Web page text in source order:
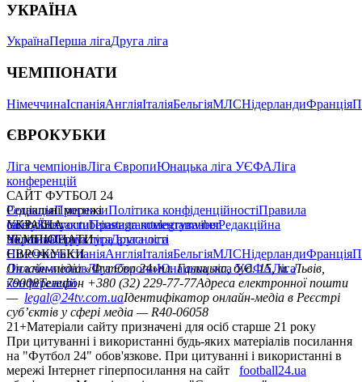
УКРАЇНА
УкраїнаПерша лігаДруга ліга
ЧЕМПІОНАТИ
НімеччинаІспаніяАнгліяІталіяБельгіяМЛСНідерландиФранція
ЄВРОКУБКИ
Ліга чемпіонівЛіга ЄвропиЮнацька ліга УЄФАЛіга
конференцій
САЙТ ФУТБОЛ 24
РедакціяПрогнозиПолітика конфіденційностіПравила
сайтуКонтактиПравила коментуванняРедакційна
політикаСтруктура власності
Соціальні мережі
facebookxyoutubeinstagramtelegramviber
УКРАЇНА
УкраїнаПерша лігаДруга ліга
ЧЕМПІОНАТИ
НімеччинаІспаніяАнгліяІталіяБельгіяМЛСНідерландиФранція
ЄВРОКУБКИ
Ліга чемпіонівЛіга ЄвропиЮнацька ліга УЄФАЛіга
конференцій
Онлайн-медіа «Футбол 24»пл. Галицька, буд. 15, м. Львів,
79008Телефон +380 (32) 229-77-77Адреса електронної пошти
— legal@24tv.com.uaІдентифікатор онлайн-медіа в Реєстрі
суб’єктів у сфері медіа — R40-06058
21+Матеріали сайту призначені для осіб старше 21 року
При цитуванні і використанні будь-яких матеріалів посилання
на "Футбол 24" обов'язкове. При цитуванні і використанні в
мережі Інтернет гіперпосилання на сайт
football24.ua